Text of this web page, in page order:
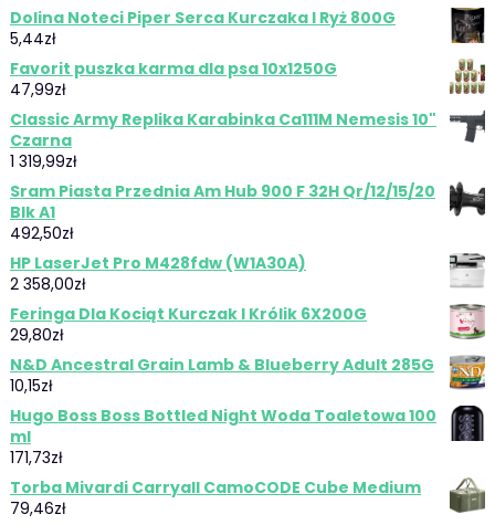
Dolina Noteci Piper Serca Kurczaka I Ryż 800G
5,44zł
Favorit puszka karma dla psa 10x1250G
47,99zł
Classic Army Replika Karabinka Ca111M Nemesis 10"
Czarna
1 319,99zł
Sram Piasta Przednia Am Hub 900 F 32H Qr/12/15/20
Blk A1
492,50zł
HP LaserJet Pro M428fdw (W1A30A)
2 358,00zł
Feringa Dla Kociąt Kurczak I Królik 6X200G
29,80zł
N&D Ancestral Grain Lamb & Blueberry Adult 285G
10,15zł
Hugo Boss Boss Bottled Night Woda Toaletowa 100
ml
171,73zł
Torba Mivardi Carryall CamoCODE Cube Medium
79,46zł